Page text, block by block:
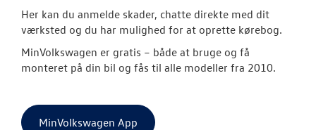
Her kan du anmelde skader, chatte direkte med dit
værksted og du har mulighed for at oprette kørebog.
MinVolkswagen er gratis – både at bruge og få
monteret på din bil og fås til alle modeller fra 2010.
MinVolkswagen App